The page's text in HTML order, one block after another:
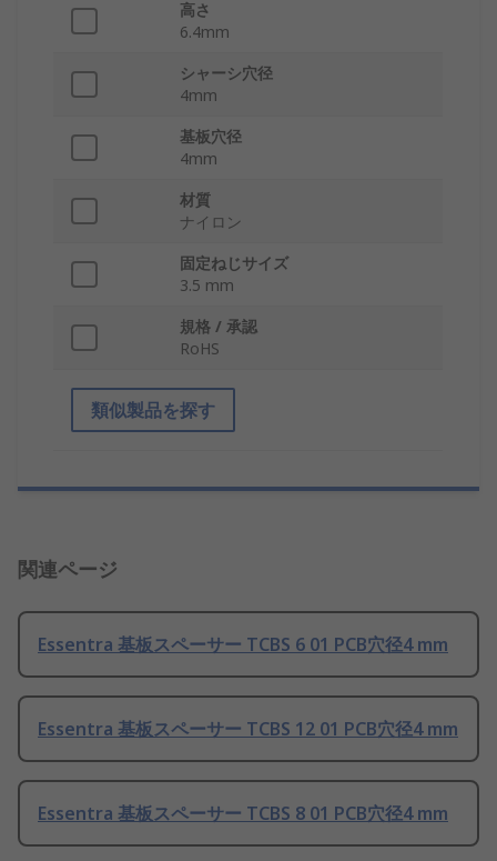
高さ
6.4mm
シャーシ穴径
4mm
基板穴径
4mm
材質
ナイロン
固定ねじサイズ
3.5 mm
規格 / 承認
RoHS
類似製品を探す
関連ページ
Essentra 基板スペーサー TCBS 6 01 PCB穴径4 mm
Essentra 基板スペーサー TCBS 12 01 PCB穴径4 mm
Essentra 基板スペーサー TCBS 8 01 PCB穴径4 mm